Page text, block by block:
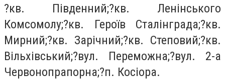
?кв. Південний;?кв. Ленінського
Комсомолу;?кв. Героїв Сталінграда;?кв.
Мирний;?кв. Зарічний;?кв. Степовий;?кв.
Вільхівський;?вул. Переможна;?вул. 2-а
Червонопрапорна;?п. Косіора.